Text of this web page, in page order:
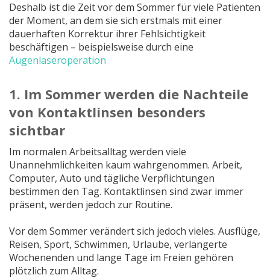
Deshalb ist die Zeit vor dem Sommer für viele Patienten
der Moment, an dem sie sich erstmals mit einer
dauerhaften Korrektur ihrer Fehlsichtigkeit
beschäftigen – beispielsweise durch eine
Augenlaseroperation
1. Im Sommer werden die Nachteile
von Kontaktlinsen besonders
sichtbar
Im normalen Arbeitsalltag werden viele
Unannehmlichkeiten kaum wahrgenommen. Arbeit,
Computer, Auto und tägliche Verpflichtungen
bestimmen den Tag. Kontaktlinsen sind zwar immer
präsent, werden jedoch zur Routine.
Vor dem Sommer verändert sich jedoch vieles. Ausflüge,
Reisen, Sport, Schwimmen, Urlaube, verlängerte
Wochenenden und lange Tage im Freien gehören
plötzlich zum Alltag.